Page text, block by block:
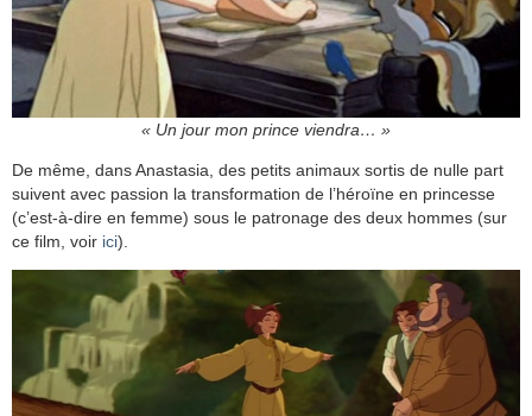
« Un jour mon prince viendra… »
De même, dans Anastasia, des petits animaux sortis de nulle part
suivent avec passion la transformation de l’héroïne en princesse
(c’est-à-dire en femme) sous le patronage des deux hommes (sur
ce film, voir ici).